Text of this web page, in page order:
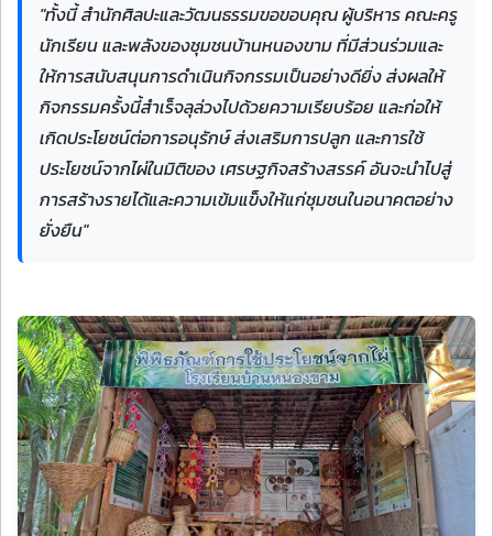
"ทั้งนี้ สำนักศิลปะและวัฒนธรรมขอขอบคุณ ผู้บริหาร คณะครู
นักเรียน และพลังของชุมชนบ้านหนองขาม ที่มีส่วนร่วมและ
ให้การสนับสนุนการดำเนินกิจกรรมเป็นอย่างดียิ่ง ส่งผลให้
กิจกรรมครั้งนี้สำเร็จลุล่วงไปด้วยความเรียบร้อย และก่อให้
เกิดประโยชน์ต่อการอนุรักษ์ ส่งเสริมการปลูก และการใช้
ประโยชน์จากไผ่ในมิติของ เศรษฐกิจสร้างสรรค์ อันจะนำไปสู่
การสร้างรายได้และความเข้มแข็งให้แก่ชุมชนในอนาคตอย่าง
ยั่งยืน"